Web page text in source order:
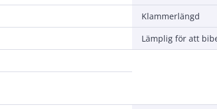
Klammerlängd